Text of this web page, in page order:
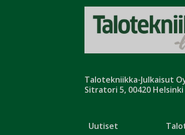
Talotekniikka-Julkaisut
Sitratori 5, 00420 Helsinki
Uutiset